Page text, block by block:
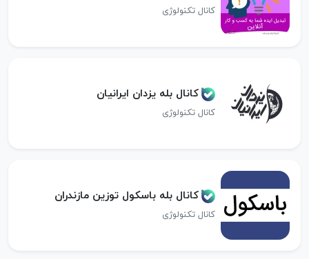
کانال تکنولوژی
کانال بله یزدان ایرانیان
کانال تکنولوژی
کانال بله باسکول توزین مازندران
کانال تکنولوژی